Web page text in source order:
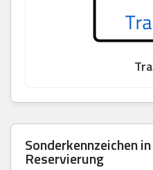
Sonderkennzeichen
Reservierung